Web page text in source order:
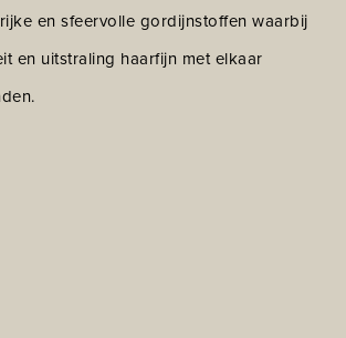
en sfeervolle gordijnstoffen waarbij
en uitstraling haarfijn met elkaar